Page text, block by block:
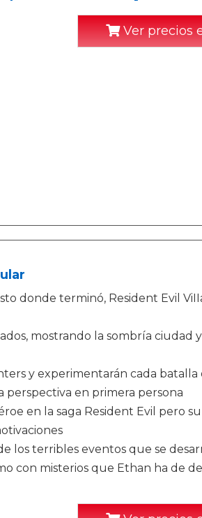
Ver precios
donde terminó, Resident Evil
mostrando la sombría ciudad
y experimentarán cada
perspectiva en primera persona
en la saga Resident Evil pero
los terribles eventos que se
con misterios que Ethan ha de